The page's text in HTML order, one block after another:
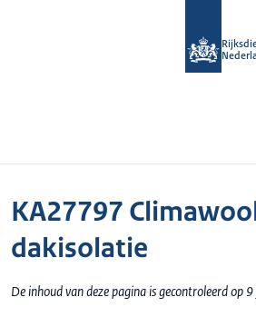
KA27797
dakisolatie
De inhoud van deze pagina is gecontroleerd op